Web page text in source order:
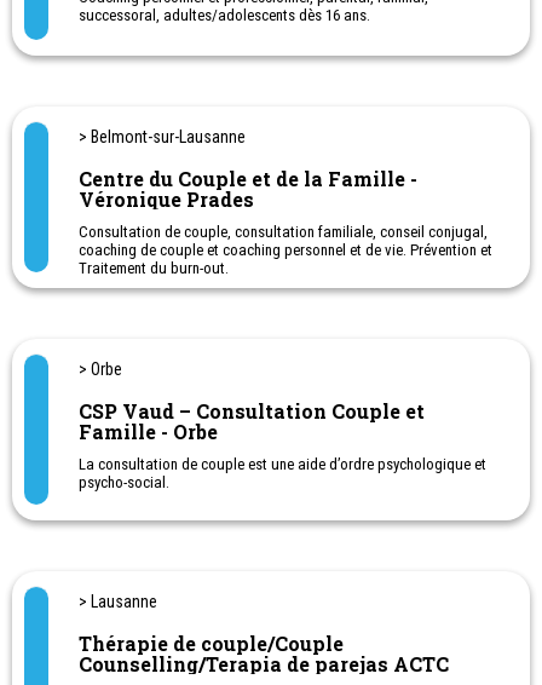
respectueux avec votre partenaire.
La consultation de couple prend en compte votre contexte
Ligne directe Consultation couple et famille CSP Vaud: 021
560 60 70
Horaires: sur RDV le vendredi après-midi
successoral, adultes/adolescents dès 16 ans.
> Belmont-sur-Lausanne
Centre du Couple et de la Famille -
Véronique Prades
Consultation de couple, consultation familiale, conseil conjugal,
coaching de couple et coaching personnel et de vie. Prévention et
Traitement du burn-out.
Thérapie de couple à Belmont-sur-Lausanne
Entretien préliminaire gratuit d'orientation.
> Orbe
CSP Vaud – Consultation Couple et
Famille - Orbe
La consultation de couple est une aide d’ordre psychologique et
psycho-social.
Elle soutient tous les couples et personnes en couple dans leur
la vie à deux.
aide à exprimer vos besoins et vos attentes concernant votre
relation de couple. Il.elle vous soutient pour développer votre
> Lausanne
Thérapie de couple/Couple
Counselling/Terapia de parejas ACTC